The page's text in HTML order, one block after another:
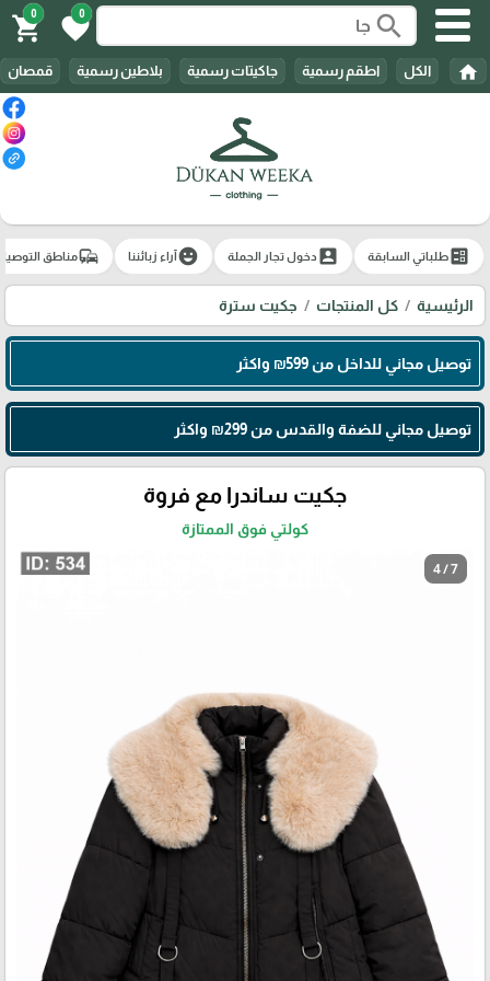
search
0
favorite
0
shopping_cart
home الكل اطقم رسمية جاكيتات رسمية بلاطين رسمية قمصان
ballotطلباتي السابقة account_boxدخول تجار الجملة emoji_emotionsآراء زبائننا commuteمناطق
الرئيسية كل المنتجات جكيت سترة
توصيل مجاني للداخل من 599₪ واكثر
توصيل مجاني للضفة والقدس من 299₪ واكثر
جكيت ساندرا مع فروة
كولتي فوق الممتازة
4 / 7